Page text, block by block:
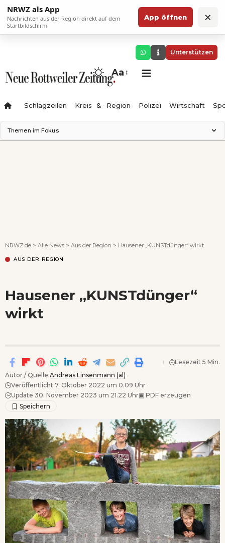
NRWZ als App
Nachrichten aus der Region direkt auf dem
Startbildschirm.
App öffnen ×
Unterstützen
Aa
Schlagzeilen Kreis & Region Polizei Wirtschaft
Themen im Fokus
NRWZ.de > Alle News > Aus der Region > Hausener „KUNSTdünger“ wirkt
AUS DER REGION
Hausener „KUNSTdünger“
wirkt
Autor / Quelle:Andreas Linsenmann (al)
Veröffentlicht 7. Oktober 2022 um 0.09 Uhr
Update 30. November 2023 um 21.22 Uhr▣ PDF erzeugen
Lesezeit 5 Min.